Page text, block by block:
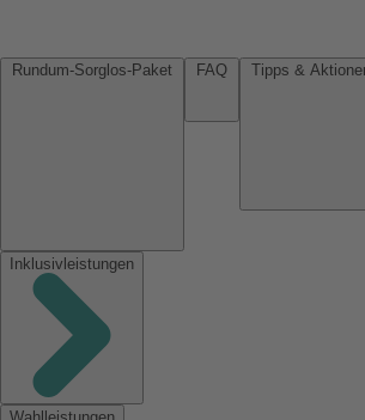
Inklusivleistungen